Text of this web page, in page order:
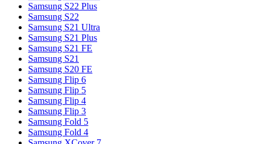
Samsung S22 Plus
Samsung S22
Samsung S21 Ultra
Samsung S21 Plus
Samsung S21 FE
Samsung S21
Samsung S20 FE
Samsung Flip 6
Samsung Flip 5
Samsung Flip 4
Samsung Flip 3
Samsung Fold 5
Samsung Fold 4